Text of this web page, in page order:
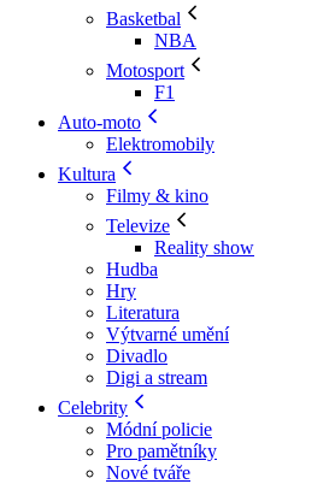
Basketbal
NBA
Motosport
F1
Auto-moto
Elektromobily
Kultura
Filmy & kino
Televize
Reality show
Hudba
Hry
Literatura
Výtvarné umění
Divadlo
Digi a stream
Celebrity
Módní policie
Pro pamětníky
Nové tváře